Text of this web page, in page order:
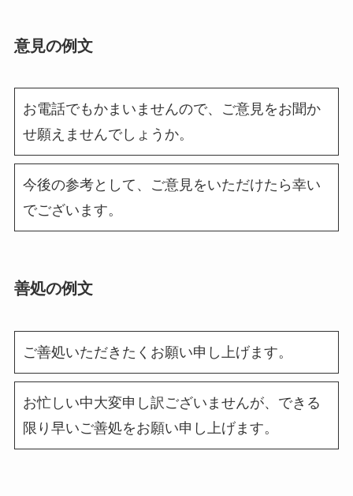
意見の例文
お電話でもかまいませんので、ご意見をお聞か
せ願えませんでしょうか。
今後の参考として、ご意見をいただけたら幸い
でございます。
善処の例文
ご善処いただきたくお願い申し上げます。
お忙しい中大変申し訳ございませんが、できる
限り早いご善処をお願い申し上げます。